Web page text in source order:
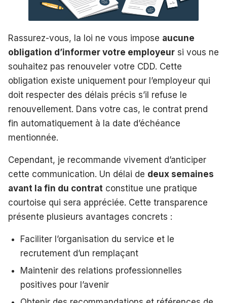
Rassurez-vous, la loi ne vous impose aucune
obligation d’informer votre employeur si vous ne
souhaitez pas renouveler votre CDD. Cette
obligation existe uniquement pour l’employeur qui
doit respecter des délais précis s’il refuse le
renouvellement. Dans votre cas, le contrat prend
fin automatiquement à la date d’échéance
mentionnée.
Cependant, je recommande vivement d’anticiper
cette communication. Un délai de deux semaines
avant la fin du contrat constitue une pratique
courtoise qui sera appréciée. Cette transparence
présente plusieurs avantages concrets :
Faciliter l’organisation du service et le
recrutement d’un remplaçant
Maintenir des relations professionnelles
positives pour l’avenir